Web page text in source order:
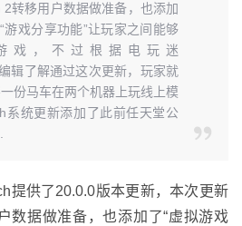
2转移用户数据做准备，也添加
游戏分享功能”让玩家之间能够
戏，不过根据电玩迷
辑了解通过这次更新，玩家就
份马车在两个机器上玩线上模
系统更新添加了此前任天堂公
供了20.0.0版本更新，本次更新
数据做准备，也添加了“虚拟游戏